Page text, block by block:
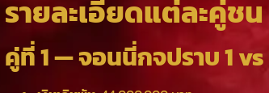
รายละเอียดแต่ละคู่ชน
คู่ที่ 1 — จอนนี่กจปราบ 1 vs